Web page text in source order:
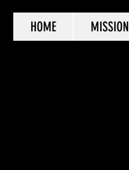
HOME MISSION